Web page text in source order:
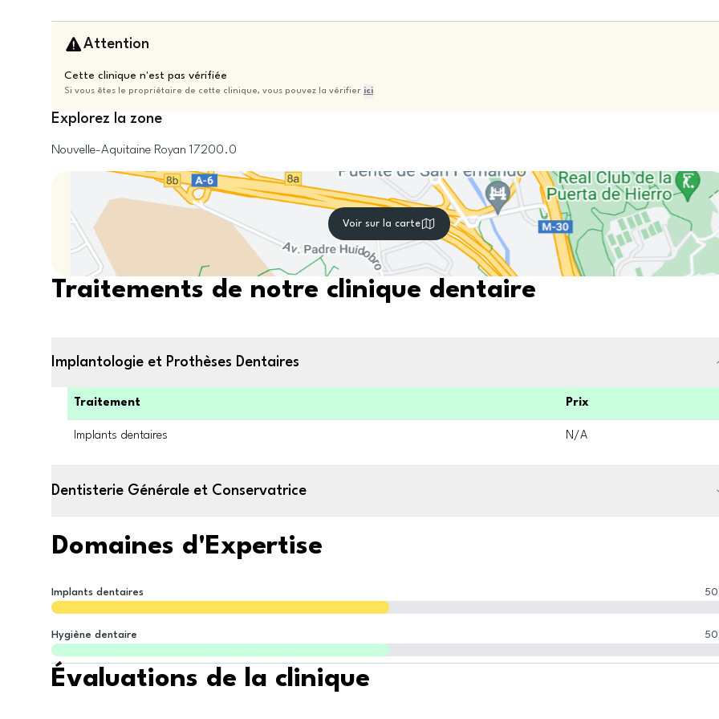
Attention
Cette clinique n'est pas vérifiée
Si vous êtes le propriétaire de cette clinique, vous pouvez la vérifier ici
Explorez la zone
Nouvelle-Aquitaine Royan 17200.0
Voir sur la carte
Traitements de notre clinique dentaire
Implantologie et Prothèses Dentaires
Traitement Prix
Implants dentaires N/A
Dentisterie Générale et Conservatrice
Domaines d'Expertise
Implants dentaires 50
Hygiène dentaire 50
Évaluations de la clinique